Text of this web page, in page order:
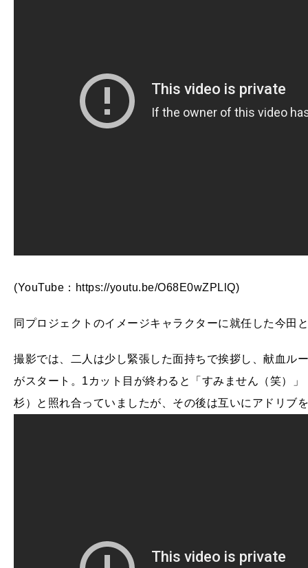
(YouTube：https://youtu.be/O68E0wZPLlQ)
同プロジェクトのイメージキャラクターに就任した今田
撮影では、二人は少し緊張した面持ちで挨拶し、献血ル
がスタート。1カット目が終わると「すみません（笑）
杉）と照れ合っていましたが、その後は互いにアドリブ